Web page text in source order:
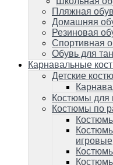
и
детей и
Костюм
огороде
Ретро
Пляжная
Домашняя
Резиновая
Спортивная
Обувь для
Карнавальные
Детские
Костюмы для
Костюмы по
игровые